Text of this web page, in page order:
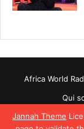
Jannah Theme
Africa World
Qui